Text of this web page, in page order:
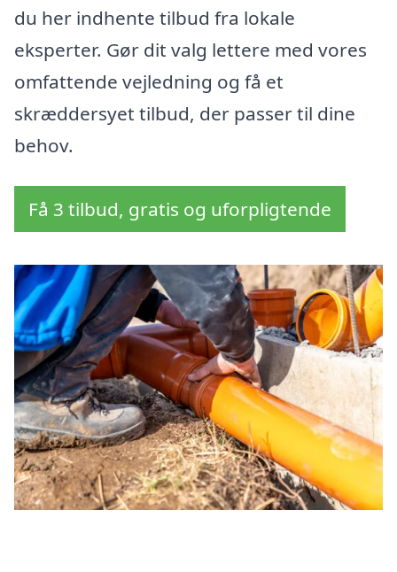
du her indhente tilbud fra lokale
eksperter. Gør dit valg lettere med vores
omfattende vejledning og få et
skræddersyet tilbud, der passer til dine
behov.
Få 3 tilbud, gratis og uforpligtende